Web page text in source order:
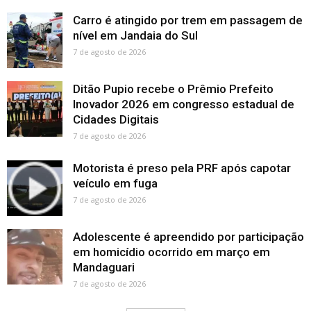
Carro é atingido por trem em passagem de
nível em Jandaia do Sul
7 de agosto de 2026
Ditão Pupio recebe o Prêmio Prefeito
Inovador 2026 em congresso estadual de
Cidades Digitais
7 de agosto de 2026
Motorista é preso pela PRF após capotar
veículo em fuga
7 de agosto de 2026
Adolescente é apreendido por participação
em homicídio ocorrido em março em
Mandaguari
7 de agosto de 2026